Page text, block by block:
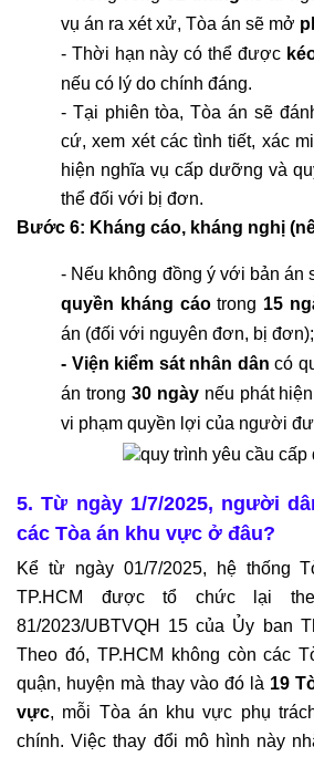
vụ án ra xét xử, Tòa án sẽ mở
- Thời hạn này có thể được
nếu có lý do chính đáng.
- Tại phiên tòa, Tòa án sẽ
cứ, xem xét các tình tiết, xác
hiện nghĩa vụ cấp dưỡng và
thể đối với bị đơn.
Bước 6: Kháng cáo, kháng nghị
- Nếu không đồng ý với bản án
quyền kháng cáo trong 15
án (đối với nguyên đơn, bị đơn);
- Viện kiểm sát nhân dân có
án trong 30 ngày nếu phát
vi phạm quyền lợi của người
5. Từ ngày 1/7/2025, người
các Tòa án khu vực ở đâu?
Kể từ ngày 01/7/2025, hệ thống
TP.HCM được tổ chức lại
81/2023/UBTVQH 15 của Ủy ban
Theo đó, TP.HCM không còn các
quận, huyện mà thay vào đó là 19
vực, mỗi Tòa án khu vực phụ
chính. Việc thay đổi mô hình này